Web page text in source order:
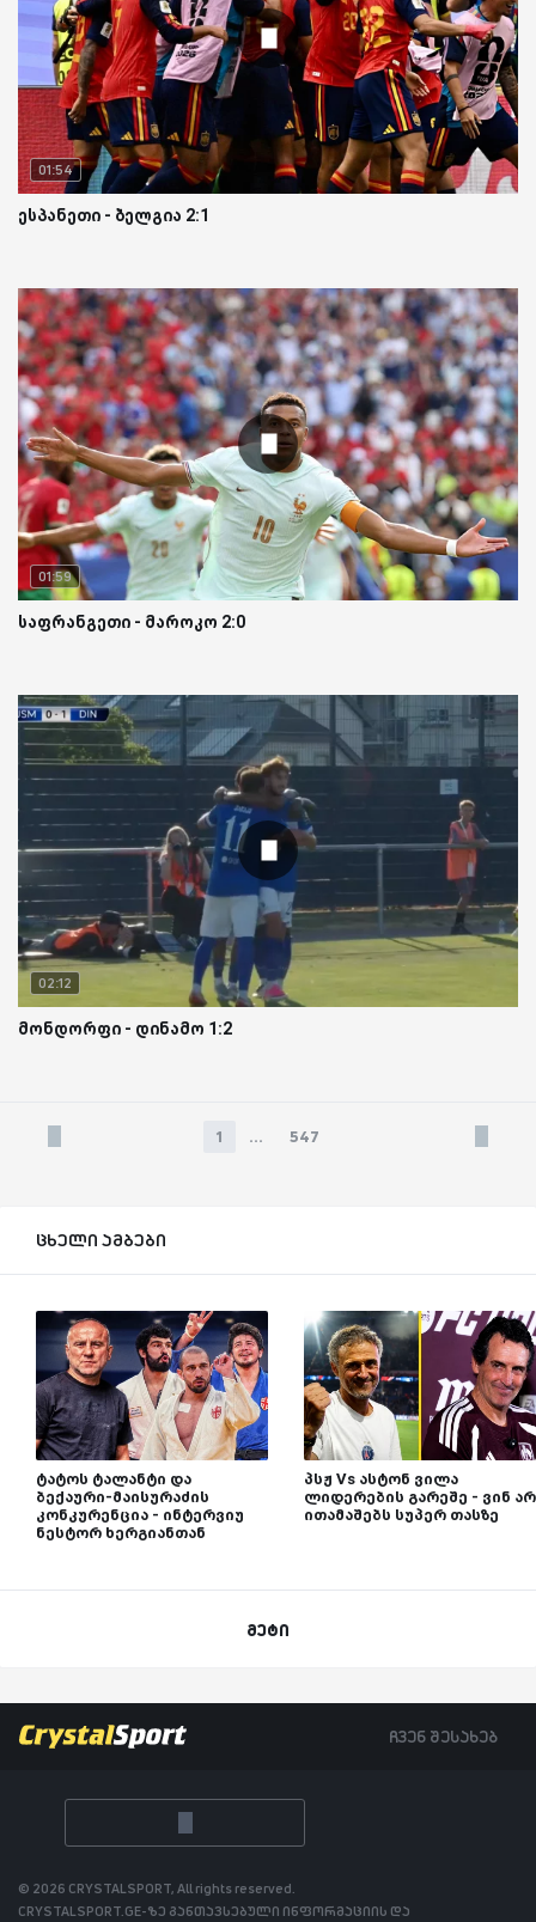
01:54
ესპანეთი - ბელგია 2:1
01:59
საფრანგეთი - მაროკო 2:0
02:12
მონდორფი - დინამო 1:2
1 ... 547
ცხელი ამბები
ტატოს ტალანტი და
ბექაური-მაისურაძის
კონკურენცია - ინტერვიუ
ნესტორ ხერგიანთან
პსჟ Vs ასტონ ვილა
ლიდერების გარეშე - ვინ არ
ითამაშებს სუპერ თასზე
მეტი
ჩვენ შესახებ
© 2026 CRYSTALSPORT, All rights reserved.
CRYSTALSPORT.GE-ზე განთავსებული ინფორმაციის და